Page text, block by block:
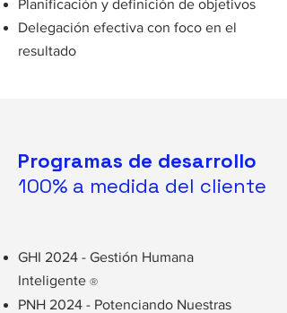
Planificación y definición de objetivos
Delegación efectiva con foco en el
resultado
Programas de desarrollo
100% a medida del cliente
GHI 2024 - Gestión Humana
Inteligente ®
PNH 2024 - Potenciando Nuestras